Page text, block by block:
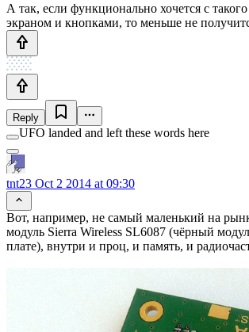
А так, если функционально хочется с
экраном и кнопками, то меньше не
Reply
UFO landed and left these words here
tnt23 Oct 2 2014 at 09:30
Вот, например, не самый маленький на
модуль Sierra Wireless SL6087 (чёрный
плате), внутри и проц, и память, и